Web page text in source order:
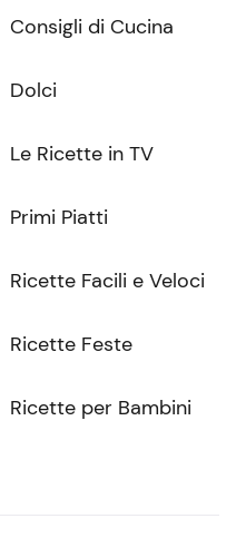
Consigli di Cucina
Dolci
Le Ricette in TV
Primi Piatti
Ricette Facili e Veloci
Ricette Feste
Ricette per Bambini